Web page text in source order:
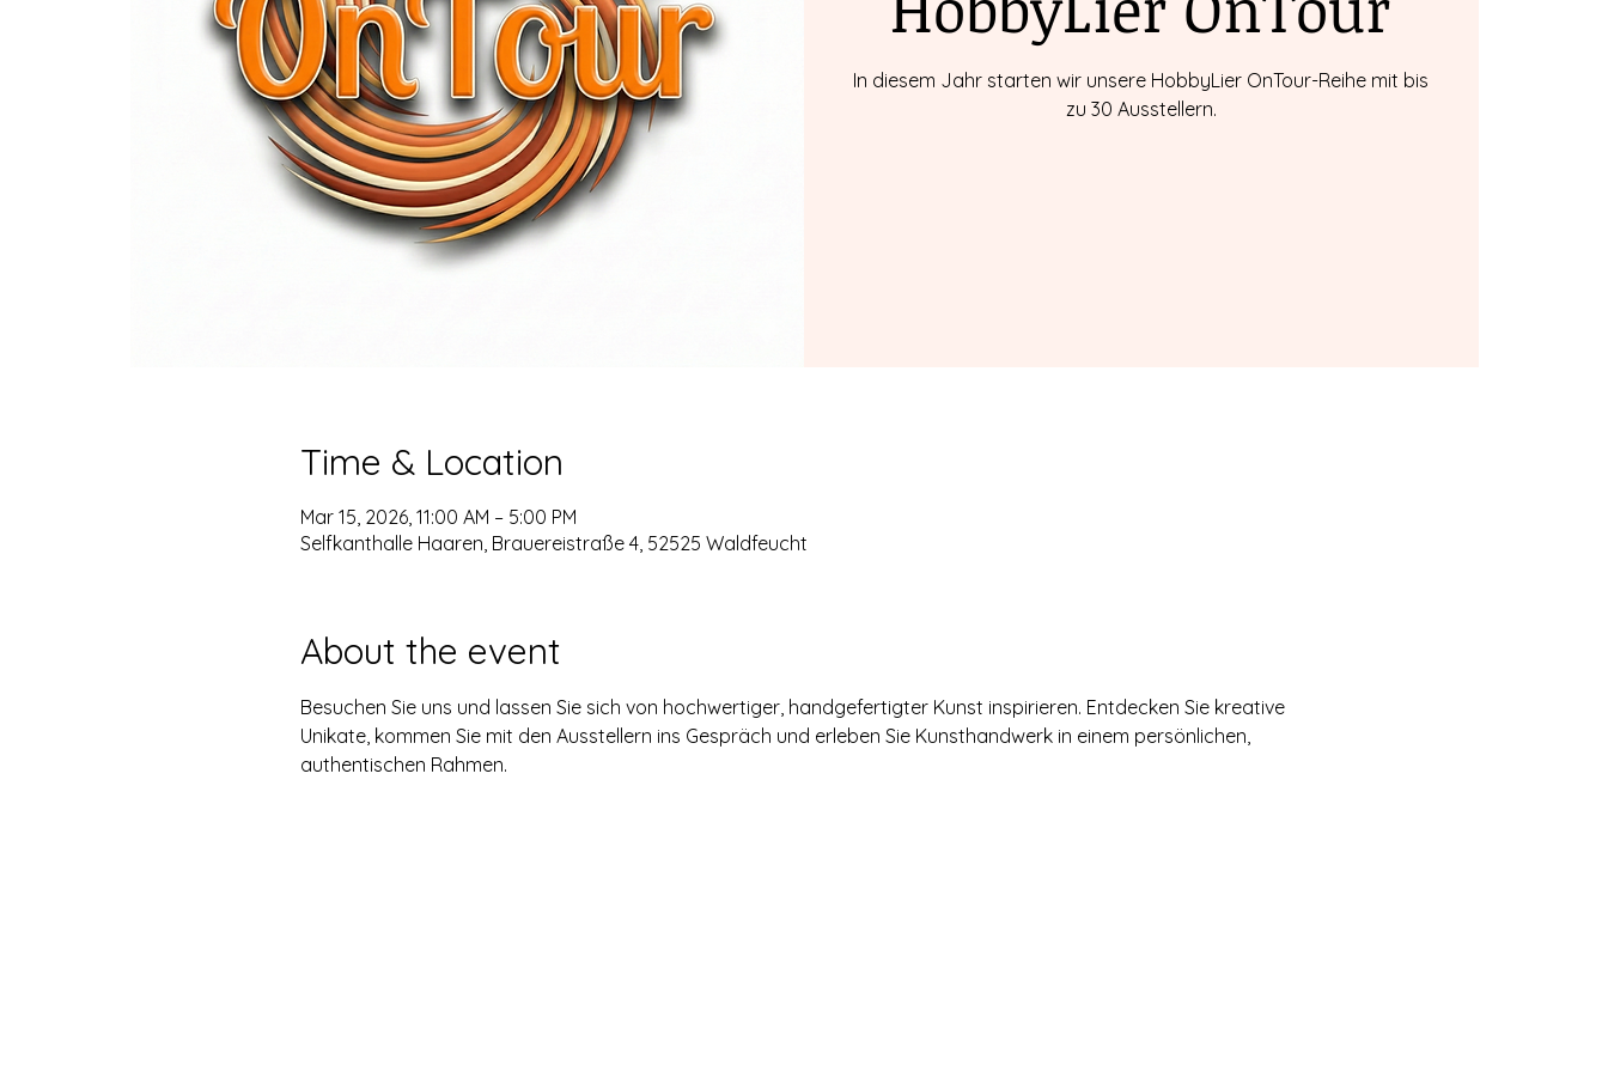
In diesem Jahr starten wir unsere HobbyLier OnTour-Reihe mit bis
zu 30 Ausstellern.
Time & Location
Mar 15, 2026, 11:00 AM – 5:00 PM
Selfkanthalle Haaren, Brauereistraße 4, 52525 Waldfeucht
About the event
Besuchen Sie uns und lassen Sie sich von hochwertiger, handgefertigter Kunst inspirieren. Entdecken Sie kreative
Unikate, kommen Sie mit den Ausstellern ins Gespräch und erleben Sie Kunsthandwerk in einem persönlichen,
authentischen Rahmen.